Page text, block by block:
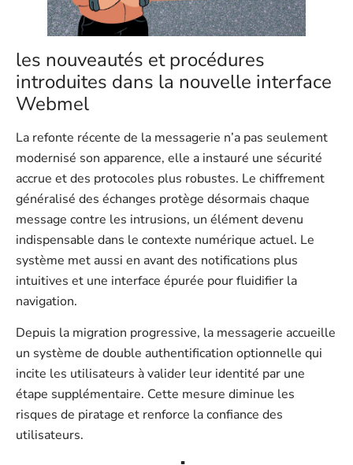
les nouveautés et procédures
introduites dans la nouvelle interface
Webmel
La refonte récente de la messagerie n’a pas seulement
modernisé son apparence, elle a instauré une sécurité
accrue et des protocoles plus robustes. Le chiffrement
généralisé des échanges protège désormais chaque
message contre les intrusions, un élément devenu
indispensable dans le contexte numérique actuel. Le
système met aussi en avant des notifications plus
intuitives et une interface épurée pour fluidifier la
navigation.
Depuis la migration progressive, la messagerie accueille
un système de double authentification optionnelle qui
incite les utilisateurs à valider leur identité par une
étape supplémentaire. Cette mesure diminue les
risques de piratage et renforce la confiance des
utilisateurs.